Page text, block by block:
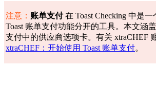
注意： 账单支付在 Toast Checking 中是一
Toast 账单支付功能分开的工具。本文涵
支付中的供应商选项卡。有关 xtraCHEF
xtraCHEF：开始使用 Toast 账单支付。